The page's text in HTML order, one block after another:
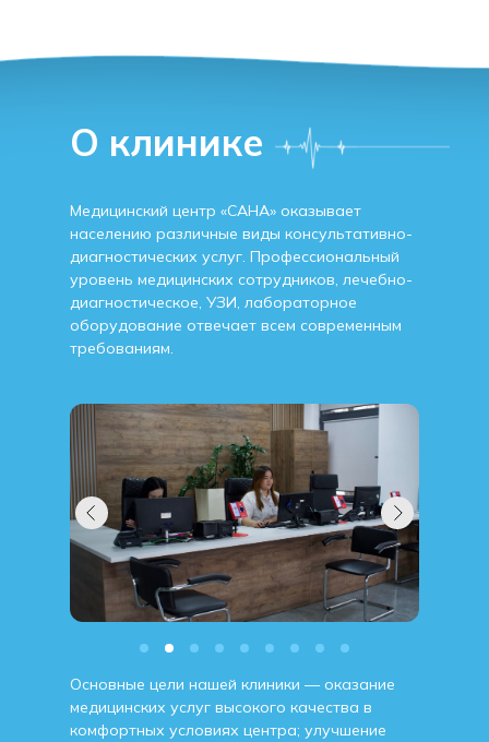
О клинике
Медицинский центр «САНА» оказывает
населению различные виды консультативно-
диагностических услуг. Профессиональный
уровень медицинских сотрудников, лечебно-
диагностическое, УЗИ, лабораторное
оборудование отвечает всем современным
требованиям.
Основные цели нашей клиники — оказание
медицинских услуг высокого качества в
комфортных условиях центра; улучшение